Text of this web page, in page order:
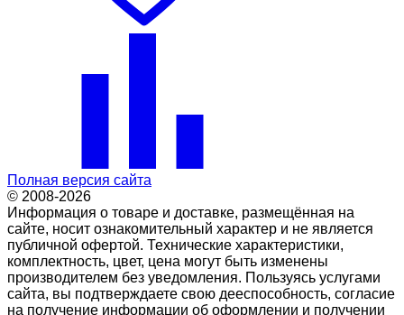
Полная версия сайта
© 2008-2026
Информация о товаре и доставке, размещённая на
сайте, носит ознакомительный характер и не является
публичной офертой. Технические характеристики,
комплектность, цвет, цена могут быть изменены
производителем без уведомления. Пользуясь услугами
сайта, вы подтверждаете свою дееспособность, согласие
на получение информации об оформлении и получении